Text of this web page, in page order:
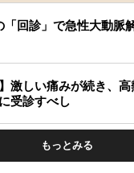
「回診」で急性大動脈
】激しい痛みが続き、
受診すべし
もっとみる